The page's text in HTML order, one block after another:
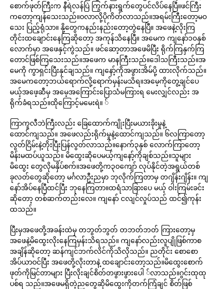
စောက်ဖုတ်ကြီးက နီရဲလန်ပြဲ ကြွက်နားရွက်တွေပင်လိပ်နေပြီ။ဖင်ကြီး
ကတော့ကျန်သေးသည်။ဝလာလို့ပိုကိတ်လာသည်။အရမ်းကြီးတော့မဝ
သေး ပြည့်ရုံသာ။ နို့တွေကနည်းနည်းတော့တွဲနေပြီ။ အဖေနဲ့လိုးကြ
တိုင်းထချောင်းနေကြဆိုတော့ အကုန်သိနေပြီ။ အမေက ကျနော်၁၀နှစ်
လောက်မှာ အဖေနှင့်ကွဲသည်။ ဖင်ဆော့တာအဖေမိပြီး ရိုက်ကြနှက်ကြ
တောင်ဖြစ်ကြသေးသည်။အဖေက မာနကြီးသည်။ဒေါသကြီးသည်။အ
မေကို ကွာရှင်းပြီးနှင်ချသည်။ ကျနော့်ကိုအဖွားအိမ်ပို့ ထားလိုက်သည်။
အမေကတော့ဘယ်ရောက်လို့ရောက်မှန်းမသိရ။အမေ့ကိုတွေ့ချင်ပေ
မယ့်အဖေ့ဆီမှ အမေ့အကြောင်းပြောသံမကြားရ မေးလျှင်လည်း အ
ရိုက်ခံရသည်။ထိုကြောင့်မမေးရဲ။ ်
ကြာကူလီဘဲကြီးလည်း ခြေထောက်ကျိုးပြီးမယားခိုးမှုနဲ့
ထောင်ကျသည်။ အဖေလည်းရိုက်မှုနဲ့ထောင်ကျသည်။ ၆လကြာတော့
လွတ်ငြိမ်းနဲ့တိုးပြီးပြန်လွတ်လာသည်။နောက်၃နှစ် လောက်ကြာတော့
မိန်းမထပ်ယူသည်။ မိထွေးဆိုပေမယ့်ကျနော့်ကိုချစ်သည်။သူများ
မိထွေး တွေလိုမနှိပ်စက်။အဖေတို့က၃၀ကျော် လုပ်နိုင်တဲ့အရွယ်တစ်
ခုလတ်တွေဆိုတော့ မင်္ဂလာဦးညမှာ ဘုလိုက်ကြတာမှ တဂျိန်းဂျိန်း။ ကျ
နော်အိပ်နေပြီထင်ပြီး ဘုနေကြတာ။ထရံသာခြားပေ မယ့် ဝါးကြမ်းခင်း
ဆိုတော့ တစ်ဆက်တည်းလေ။ ကျနော် ငလျင်လှုပ်သည် ထင်၍ကုန်း
ထသည်။
ပြီးမှအဖေတို့အခန်းထဲမှ တဘွတ်ဘွတ် တဘတ်ဘတ် ကြားတော့မှ
အဖေနဲ့မိထွေးလိုးနေကြမှန်းသိရသည်။ ကျနော်လည်းလူပျိုဖြစ်ကာစ
အချိန်ဆိုတော့ ဆန်ကျင်ဘက်လိင်ကိုသိလိုသည်။ ညတိုင်း စောစော
အိပ်ယာဝင်ပြီး အဖေတို့လိုးတာနဲ့ ထချောင်းတော့သည်။မိထွေးစောက်
ဖုတ်ကိုမြင်တာများ ပြီးလိုးချင်စိတ်တဖွားဖွားပေါ ်လာသည်။ဂွင်းထုထု
ပစ်ရ သည်။အဖေမရှိတဲ့ညတွေဆိုမိထွေးကိုတက်ကြံချင် စိတ်ဖြစ်